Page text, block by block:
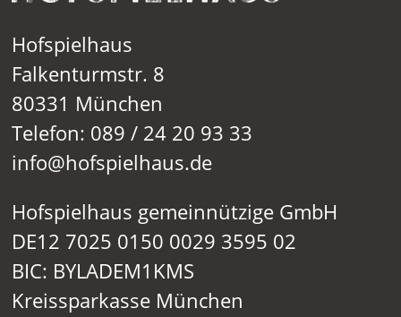
Hofspielhaus
Falkenturmstr. 8
80331 München
Telefon: 089 / 24 20 93 33
info@hofspielhaus.de
Hofspielhaus gemeinnützige GmbH
DE12 7025 0150 0029 3595 02
BIC: BYLADEM1KMS
Kreissparkasse München